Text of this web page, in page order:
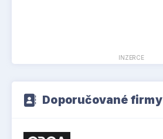
INZERCE
Doporučované firmy